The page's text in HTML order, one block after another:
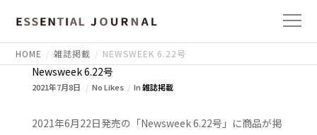
HOME 雑誌掲載 NEWSWEEK 6.22号
Newsweek 6.22号
2021年7月8日 No Likes In雑誌掲載
2021年6月22日発売の「Newsweek 6.22号」に商品が掲